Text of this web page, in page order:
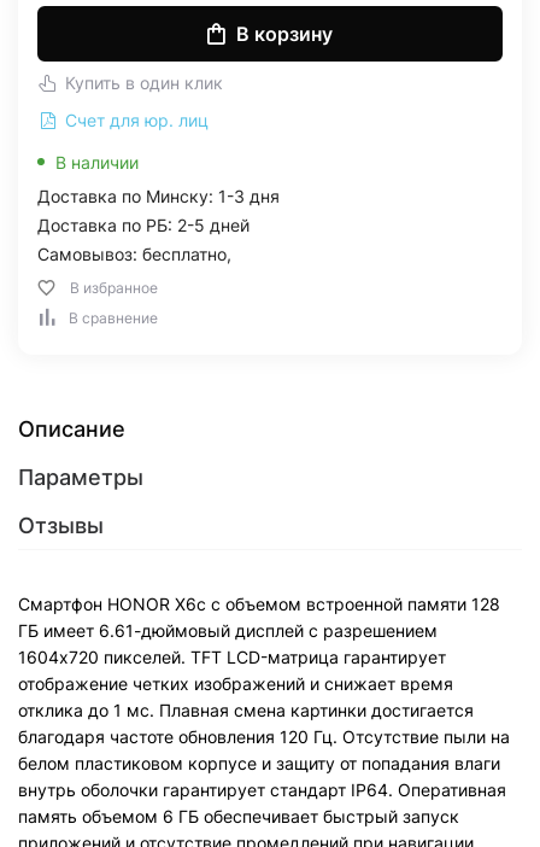
В корзину
Купить в один клик
Счет для юр. лиц
В наличии
Доставка по Минску: 1-3 дня
Доставка по РБ: 2-5 дней
Самовывоз: бесплатно,
В избранное
В сравнение
Описание
Параметры
Отзывы
Смартфон HONOR X6c с объемом встроенной памяти 128
ГБ имеет 6.61-дюймовый дисплей с разрешением
1604х720 пикселей. TFT LCD-матрица гарантирует
отображение четких изображений и снижает время
отклика до 1 мс. Плавная смена картинки достигается
благодаря частоте обновления 120 Гц. Отсутствие пыли на
белом пластиковом корпусе и защиту от попадания влаги
внутрь оболочки гарантирует стандарт IP64. Оперативная
память объемом 6 ГБ обеспечивает быстрый запуск
приложений и отсутствие промедлений при навигации